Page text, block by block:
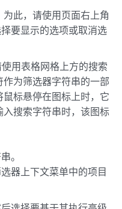
此，请使用页面右上角
要显示的选项或取消选
用表格网格上方的搜索
为筛选器字符串的一部
标悬停在图标上时，它
搜索字符串时，该图标
。
器上下文菜单中的项目